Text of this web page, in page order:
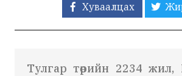
Хуваалцах
Тулгар төрийн 2234